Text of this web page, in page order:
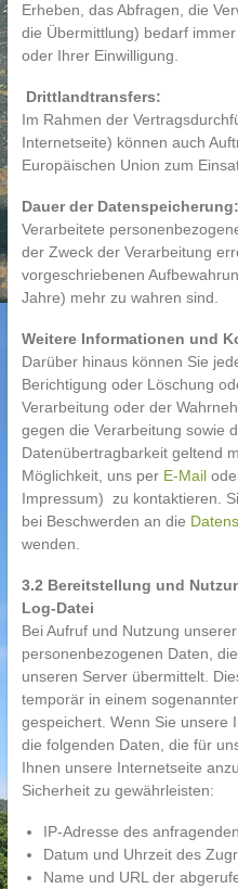
Erheben, das Abfragen, die
die Übermittlung) bedarf
oder Ihrer Einwilligung.
Drittlandtransfers:
Im Rahmen der
Internetseite) können auch
Europäischen Union zum
Dauer der Datenspeicherung:
Verarbeitete
der Zweck der Verarbeitung
vorgeschriebenen
Jahre) mehr zu wahren sind.
Weitere Informationen und
Darüber hinaus können Sie
Berichtigung oder Löschung
Verarbeitung oder der
gegen die Verarbeitung sowie
Datenübertragbarkeit geltend
Möglichkeit, uns per E-Mail
Impressum) zu kontaktieren.
bei Beschwerden an die
wenden.
3.2 Bereitstellung und
Log-Datei
Bei Aufruf und Nutzung
personenbezogenen Daten,
unseren Server übermittelt.
temporär in einem
gespeichert. Wenn Sie unsere
die folgenden Daten, die für
Ihnen unsere Internetseite
Sicherheit zu gewährleisten:
IP-Adresse des
Datum und Uhrzeit des
Name und URL der